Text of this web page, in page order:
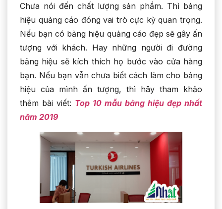
Chưa nói đến chất lượng sản phẩm. Thì bảng
hiệu quảng cáo đóng vai trò cực kỳ quan trọng.
Nếu bạn có bảng hiệu quảng cáo đẹp sẽ gây ấn
tượng với khách. Hay những người đi đường
bảng hiệu sẽ kích thích họ bước vào cửa hàng
bạn. Nếu bạn vẫn chưa biết cách làm cho bảng
hiệu của mình ấn tượng, thì hãy tham khảo
thêm bài viết: Top 10 mẫu bảng hiệu đẹp nhất
năm 2019